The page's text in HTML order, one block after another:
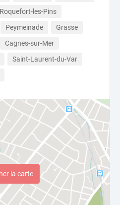
Roquefort-les-Pins
Peymeinade
Grasse
Cagnes-sur-Mer
Saint-Laurent-du-Var
la carte